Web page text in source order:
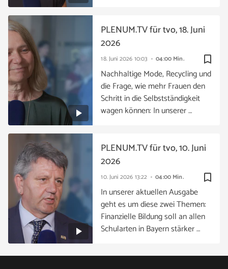
bookmark_border
18. Juni 2026 10:03 04:00 Min.
PLENUM.TV für tvo, 18. Juni
2026
Nachhaltige Mode, Recycling und
die Frage, wie mehr Frauen den
Schritt in die Selbstständigkeit
wagen können: In unserer …
bookmark_border
10. Juni 2026 13:22 04:00 Min.
PLENUM.TV für tvo, 10. Juni
2026
In unserer aktuellen Ausgabe
geht es um diese zwei Themen:
Finanzielle Bildung soll an allen
Schularten in Bayern stärker …